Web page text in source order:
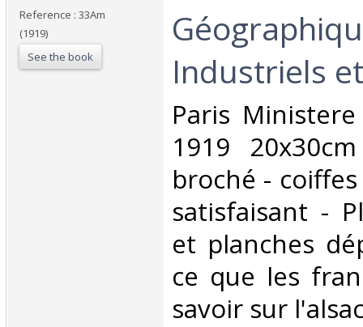
Reference : 33Am
(1919)
See the book
Industriels
‎Paris
1919
broché -
satisfaisant -
et planches
ce que les
savoir sur